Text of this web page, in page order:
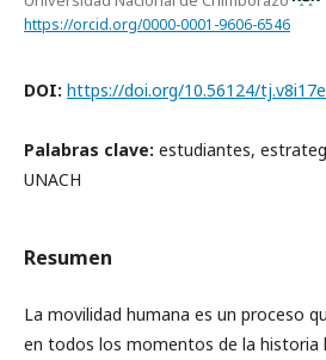
https://orcid.org/0000-0001-9606-6546
DOI: https://doi.org/10.56124/
Palabras clave: estudiantes,
UNACH
Resumen
La movilidad humana es un proceso
en todos los momentos de la historia